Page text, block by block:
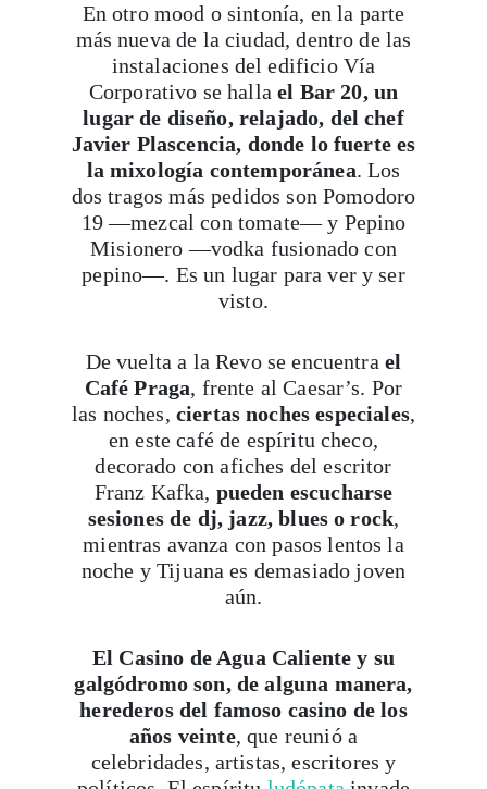
En otro mood o sintonía, en la parte
más nueva de la ciudad, dentro de las
instalaciones del edificio Vía
Corporativo se hallael Bar 20, un
lugar de diseño, relajado, del chef
Javier Plascencia, donde lo fuerte es
la mixología contemporánea. Los
dos tragos más pedidos son Pomodoro
19 —mezcal con tomate— y Pepino
Misionero —vodka fusionado con
pepino—. Es un lugar para ver y ser
visto.
De vuelta a la Revo se encuentra el
Café Praga, frente al Caesar’s. Por
las noches, ciertas noches especiales,
en este café de espíritu checo,
decorado con afiches del escritor
Franz Kafka, pueden escucharse
sesiones de dj, jazz, blues o rock,
mientras avanza con pasos lentos la
noche y Tijuana es demasiado joven
aún.
El Casino de Agua Caliente y su
galgódromo son, de alguna manera,
herederos del famoso casino de los
años veinte, que reunió a
celebridades, artistas, escritores y
Viaja con Travesías, recibe cada semana
itinerarios, tips de insider y las guías más
Suscribirme